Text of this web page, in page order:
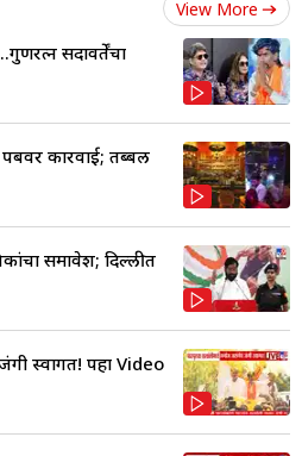
View More
सदावर्तेंचा
पबवर कारवाई; तब्बल
समावेश; दिल्लीत
स्वागत! पहा Video